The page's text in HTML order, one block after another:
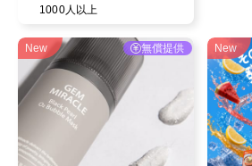
ピア】@EPSOPIA
1000人以上
New 無償提供 New